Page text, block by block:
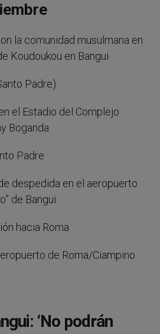
la comunidad musulmana en
Koudoukou en Bangui
Padre)
el Estadio del Complejo
Boganda
Padre
despedida en el aeropuerto
de Bangui
hacia Roma
de Roma/Ciampino
‘No podrán